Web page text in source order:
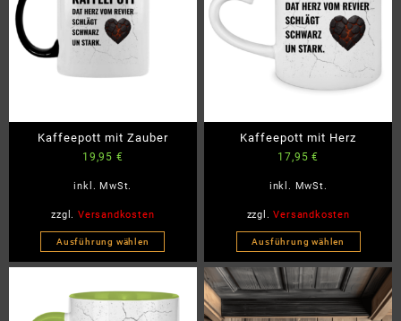
Kaffeepott mit Zauber
19,95 €
inkl. MwSt.
zzgl.Versandkosten
Ausführung wählen
Dieses
weist
mehrere
Kaffeepott mit Herz
17,95€
inkl. MwSt.
zzgl.Versandkosten
Ausführung wählen
Dieses
Produkt
weist
mehrere